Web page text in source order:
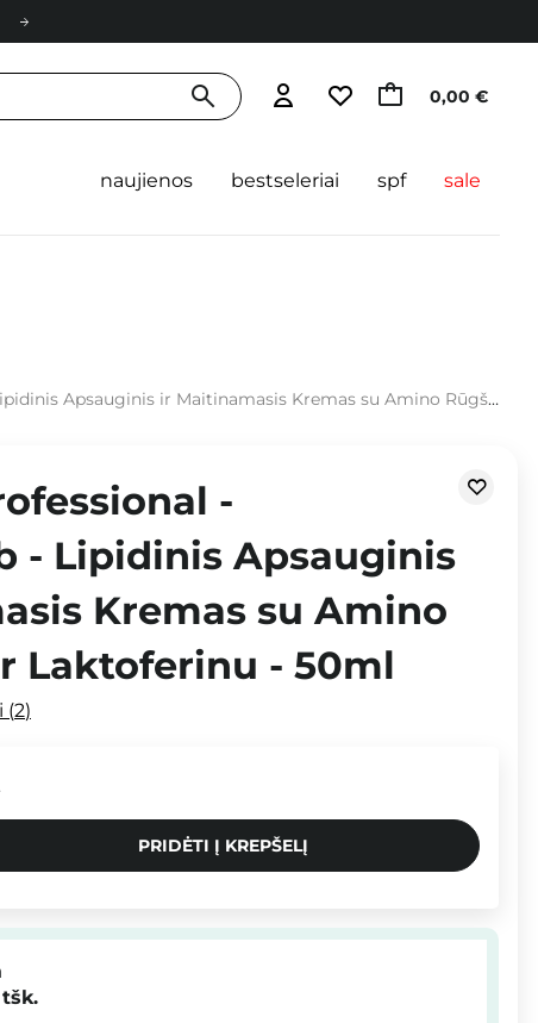
0,00 €
naujienos bestseleriai spf sale
ir Maitinamasis Kremas su Amino Rūgštimis ir Laktoferinu - 50ml
-
- Lipidinis Apsauginis
Kremas su Amino
Laktoferinu - 50ml
2
PRIDĖTI Į KREPŠELĮ
tšk.